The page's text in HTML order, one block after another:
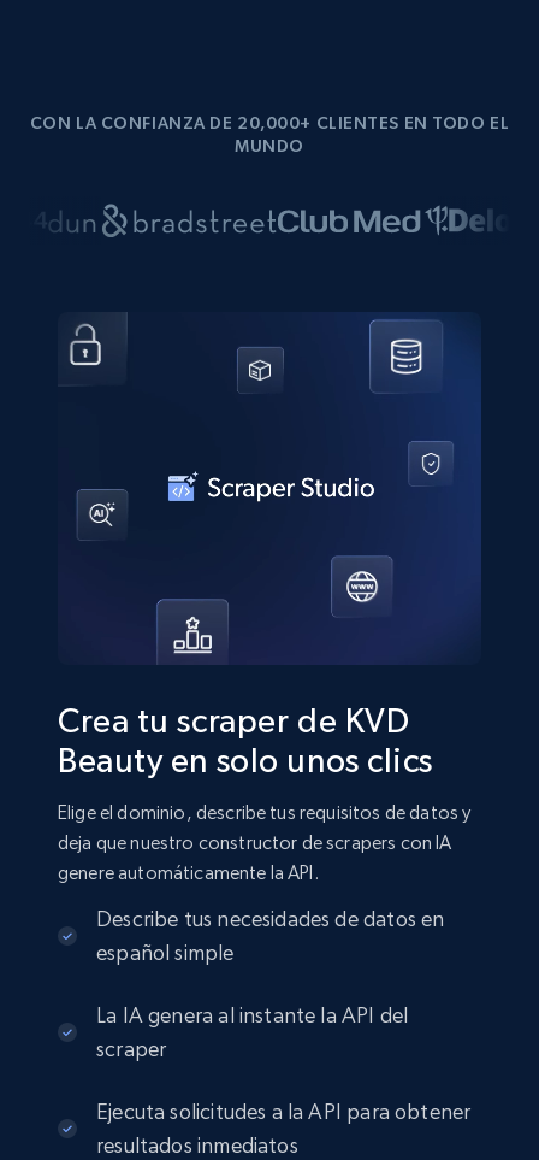
CON LA CONFIANZA DE 20,000+ CLIENTES EN TODO EL
MUNDO
Crea tu scraper de KVD
Beauty en solo unos clics
Elige el dominio, describe tus requisitos de datos y
deja que nuestro constructor de scrapers con IA
genere automáticamente la API.
Describe tus necesidades de datos en
español simple
La IA genera al instante la API del
scraper
Ejecuta solicitudes a la API para obtener
resultados inmediatos